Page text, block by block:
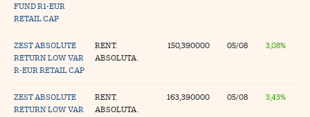
FUND R1-EUR
RETAIL CAP
ZEST ABSOLUTE
RETURN LOW VAR
R-EUR RETAIL CAP
RENT.
ABSOLUTA.
150,390000 05/08 3,08%
ZEST ABSOLUTE
RETURN LOW VAR
RENT.
ABSOLUTA.
163,390000 05/08 3,43%